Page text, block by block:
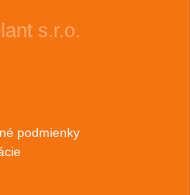
s.r.o.
podmienky